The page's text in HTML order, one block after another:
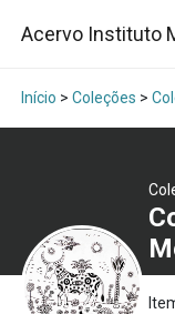
Acervo Instituto
Início > Coleções >